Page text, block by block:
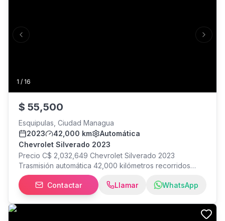
1 / 16
Previous slide Next
$ 55,500
Esquipulas, Ciudad Managua
2023
42,000 km
Automática
Chevrolet Silverado 2023
Precio C$ 2,032,649 Chevrolet Silverado 2023
Trasmisión automática 42,000 kilómetros recorridos
Cámara de retrocesot Controles en el timón Asientos de
cuero Sunroof Hitch de remolque
Contactar Llamar WhatsApp